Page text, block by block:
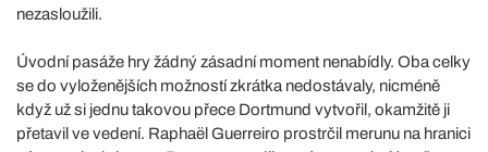
nezasloužili.
Úvodní pasáže hry žádný zásadní moment nenabídly. Oba celky
se do vyloženějších možností zkrátka nedostávaly, nicméně
když už si jednu takovou přece Dortmund vytvořil, okamžitě ji
přetavil ve vedení. Raphaël Guerreiro prostrčil merunu na hranici